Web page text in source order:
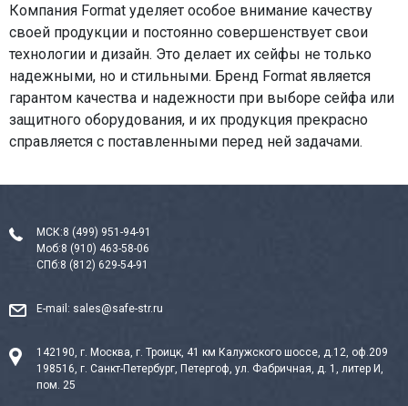
Компания Format уделяет особое внимание качеству
своей продукции и постоянно совершенствует свои
технологии и дизайн. Это делает их сейфы не только
надежными, но и стильными. Бренд Format является
гарантом качества и надежности при выборе сейфа или
защитного оборудования, и их продукция прекрасно
справляется с поставленными перед ней задачами.
МСК:8 (499) 951-94-91
Моб:8 (910) 463-58-06
СПб:8 (812) 629-54-91
E-mail: sales@safe-str.ru
142190, г. Москва, г. Троицк, 41 км Калужского шоссе, д.12, оф.209
198516, г. Санкт-Петербург, Петергоф, ул. Фабричная, д. 1, литер И,
пом. 25